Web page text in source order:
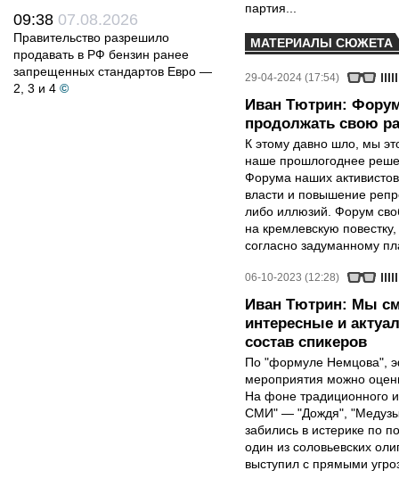
09:38 07.08.2026
Правительство разрешило
продавать в РФ бензин ранее
запрещенных стандартов Евро —
2, 3 и 4 ©
партия...
МАТЕРИАЛЫ СЮЖЕТА
29-04-2024 (17:54)
Иван Тютрин:
продолжать свою
К этому давно шло, мы
наше прошлогоднее
Форума наших
власти и повышение
либо иллюзий. Форум
на кремлевскую
согласно задуманному
06-10-2023 (12:28)
Иван Тютрин: Мы
интересные и
состав спикеров
По "формуле Немцова",
мероприятия можно
На фоне традиционного
СМИ" — "Дождя",
забились в истерике по
один из соловьевских
выступил с прямыми